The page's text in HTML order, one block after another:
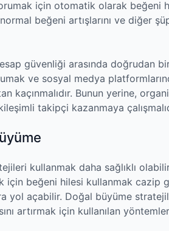
için otomatik olarak beğeni
beğeni artışlarını ve diğer
güvenliği arasında doğrudan
ve sosyal medya
kaçınmalıdır. Bunun yerine,
takipçi kazanmaya
kullanmak daha sağlıklı
için beğeni hilesi kullanmak cazip
yol açabilir. Doğal büyüme
artırmak için kullanılan